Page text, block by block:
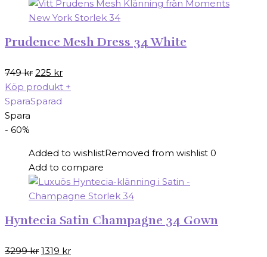
Prudence Mesh Dress 34 White
749kr Det
ursprungliga
priset
225 krDet
nuvarande
Köp produkt +
SparaSparad
Spara
- 60%
Added to wishlistRemoved from wishlist 0
Add to compare
Hyntecia Satin Champagne 34 Gown
3299kr Det
1319 krDet